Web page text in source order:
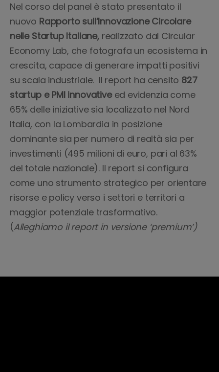
Nel corso del panel è stato presentato il
nuovo Rapporto sull’Innovazione Circolare
nelle Startup Italiane, realizzato dal Circular
Economy Lab, che fotografa un ecosistema in
crescita, capace di generare impatti positivi
su scala industriale. Il report ha censito 827
startup e PMI innovativeed evidenzia come
65% delle iniziative sia localizzato nel Nord
Italia, con la Lombardia in posizione
dominante sia per numero di realtà sia per
investimenti (495 milioni di euro, pari al 63%
del totale nazionale). Il report si configura
come uno strumento strategico per orientare
risorse e policy verso i settori e territori a
maggior potenziale trasformativo.
(Alleghiamo il report in versione ‘premium’)